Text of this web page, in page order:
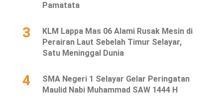
Pamatata
3
KLM Lappa Mas 06 Alami Rusak Mesin di
Perairan Laut Sebelah Timur Selayar,
Satu Meninggal Dunia
4
SMA Negeri 1 Selayar Gelar Peringatan
Maulid Nabi Muhammad SAW 1444 H